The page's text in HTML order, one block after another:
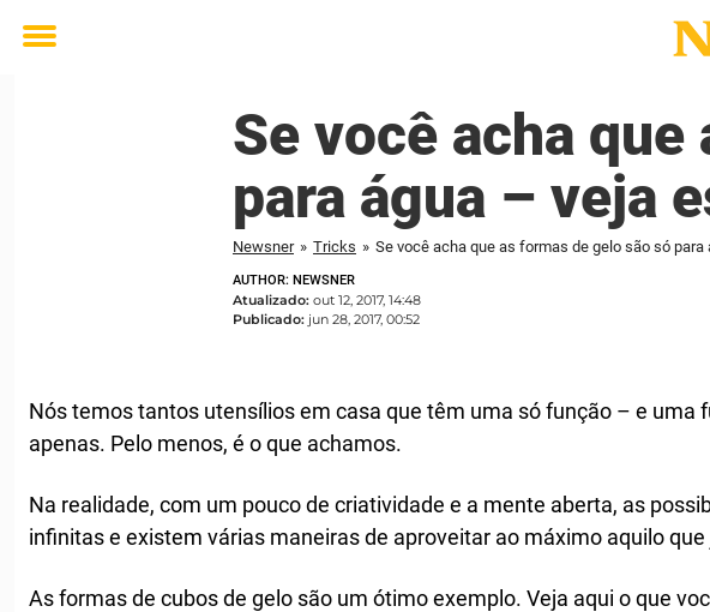
Toggle
Se você acha
para água – veja
Newsner » Tricks » Se você acha que as formas de gelo são só
AUTHOR: NEWSNER
Atualizado: out 12, 2017, 14:48
Publicado: jun 28, 2017, 00:52
Nós temos tantos utensílios em casa que têm uma só função – e uma
apenas. Pelo menos, é o que achamos.
Na realidade, com um pouco de criatividade e a mente aberta, as
infinitas e existem várias maneiras de aproveitar ao máximo aquilo
As formas de cubos de gelo são um ótimo exemplo. Veja aqui o que